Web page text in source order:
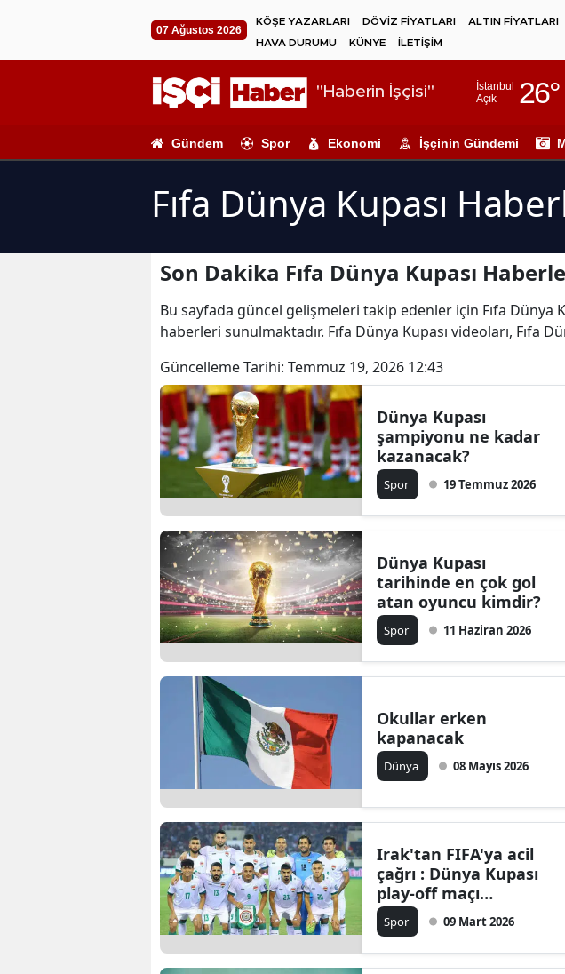
07 Ağustos 2026
KÖŞE YAZARLARI DÖVİZ FİYATLARI ALTIN FİYATLARI
HAVA DURUMU
KÜNYE İLETİŞİM
"Haberin İşçisi"
İstanbul
Açık
26°
Adıyaman
Ağrı
Amasya
Antalya
Artvin
Aydın
Balıkesir
Bitlis
Bolu
Bursa
Çanakkale
Çankırı
Edirne
Elazığ
Erzurum
Eskişehir
Gündem Spor Ekonomi İşçinin Gündemi
Fıfa Dünya Kupası
Son Dakika Fıfa Dünya Kupası
Bu sayfada güncel gelişmeleri takip edenler için Fıfa Dünya
haberleri sunulmaktadır. Fıfa Dünya Kupası videoları, Fıfa
Güncelleme Tarihi: Temmuz 19, 2026 12:43
Dünya Kupası
şampiyonu ne kadar
kazanacak?
Spor 19 Temmuz 2026
Dünya Kupası
tarihinde en çok gol
atan oyuncu kimdir?
Spor 11 Haziran 2026
Okullar erken
kapanacak
Dünya 08 Mayıs 2026
Irak'tan FIFA'ya acil
çağrı : Dünya Kupası
play-off maçı
ertelensin
Spor 09 Mart 2026